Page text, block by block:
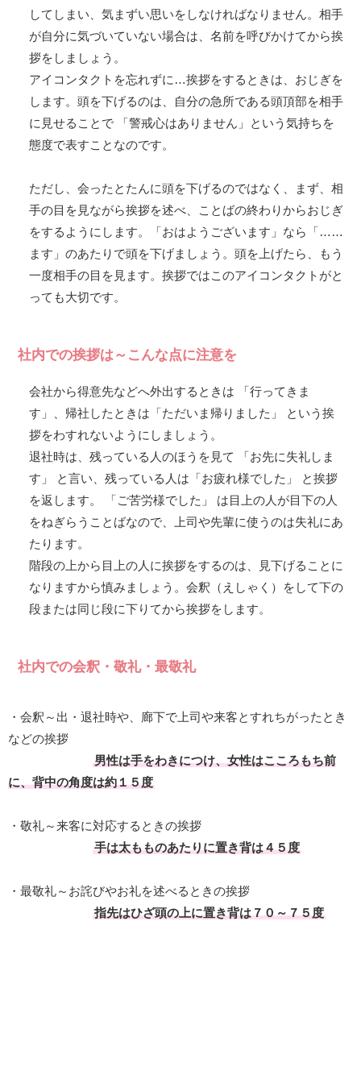
してしまい、気まずい思いをしなければなりません。相手
が自分に気づいていない場合は、名前を呼びかけてから挨
拶をしましょう。
アイコンタクトを忘れずに…挨拶をするときは、おじぎを
します。頭を下げるのは、自分の急所である頭頂部を相手
に見せることで 「警戒心はありません」という気持ちを
態度で表すことなのです。
ただし、会ったとたんに頭を下げるのではなく、まず、相
手の目を見ながら挨拶を述べ、ことばの終わりからおじぎ
をするようにします。「おはようございます」なら「……
ます」のあたりで頭を下げましょう。頭を上げたら、もう
一度相手の目を見ます。挨拶ではこのアイコンタクトがと
っても大切です。
社内での挨拶は～こんな点に注意を
会社から得意先などへ外出するときは 「行ってきま
す」、帰社したときは「ただいま帰りました」 という挨
拶をわすれないようにしましょう。
退社時は、残っている人のほうを見て 「お先に失礼しま
す」 と言い、残っている人は「お疲れ様でした」 と挨拶
を返します。 「ご苦労様でした」 は目上の人が目下の人
をねぎらうことばなので、上司や先輩に使うのは失礼にあ
たります。
階段の上から目上の人に挨拶をするのは、見下げることに
なりますから慎みましょう。会釈（えしゃく）をして下の
段または同じ段に下りてから挨拶をします。
社内での会釈・敬礼・最敬礼
・会釈～出・退社時や、廊下で上司や来客とすれちがったとき
などの挨拶
男性は手をわきにつけ、女性はこころもち前
に、背中の角度は約１５度
・敬礼～来客に対応するときの挨拶
手は太もものあたりに置き背は４５度
・最敬礼～お詫びやお礼を述べるときの挨拶
指先はひざ頭の上に置き背は７０～７５度